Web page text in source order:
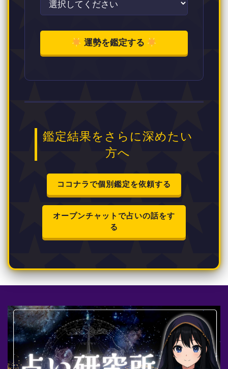
運勢を鑑定する
鑑定結果をさらに深めたい
方へ
ココナラで個別鑑定を依頼する
オープンチャットで占いの話をす
る